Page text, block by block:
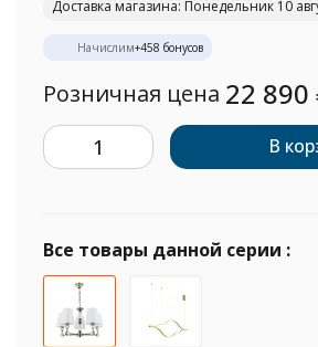
Доставка магазина: Понедельник 10
Начислим+458 бонусов
Розничная цена 22 890
В
Все товары данной серии :